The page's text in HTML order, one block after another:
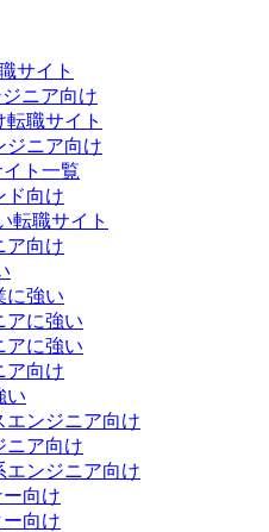
サイト
ニア向け
職サイト
ジニア向け
ト一覧
ド向け
転職サイト
ア向け
に強い
アに強い
アに強い
ア向け
い
エンジニア向け
ニア向け
エンジニア向け
ー向け
ー向け